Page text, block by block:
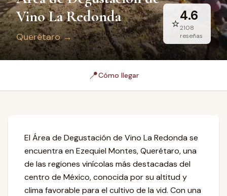
Vino La Redonda
Querétaro→
⭐
4.6
2108
reseñas
📍Cómo llegar
El Área de Degustación de Vino La Redonda se
encuentra en Ezequiel Montes, Querétaro, una
de las regiones vinícolas más destacadas del
centro de México, conocida por su altitud y
clima favorable para el cultivo de la vid. Con una